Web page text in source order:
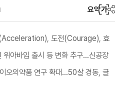
요약가
도전(Courage), 효
아바임 출시 등 변화 추구…신공장
오의약품 연구 확대…50살 경동, 글